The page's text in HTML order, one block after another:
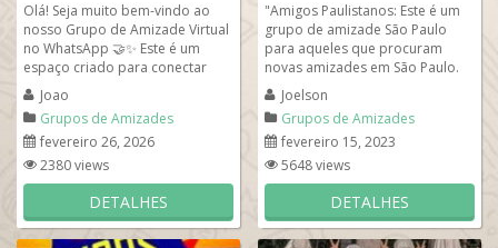
Olá! Seja muito bem-vindo ao
nosso Grupo de Amizade Virtual
no WhatsApp 🤝✨ Este é um
espaço criado para conectar
pessoas que desejam fazer
novas...
Joao
Grupos de Amizades
fevereiro 26, 2026
2380 views
DETALHES
"Amigos Paulistanos: Este é um
grupo de amizade São Paulo
para aqueles que procuram
novas amizades em São Paulo.
Aqui, compartilhamos nossos
interesses,...
Joelson
Grupos de Amizades
fevereiro 15, 2023
5648 views
DETALHES